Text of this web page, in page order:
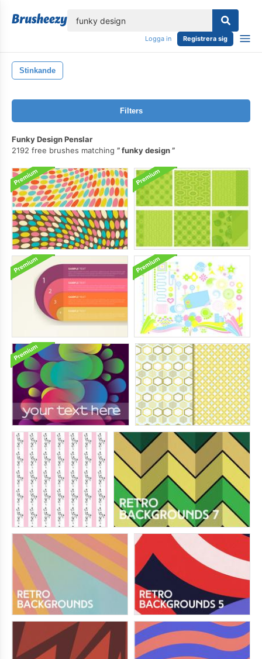
Logga in Registrera sig
Stinkande
Filters
Funky Design Penslar
2192 free brushes matching
funky design